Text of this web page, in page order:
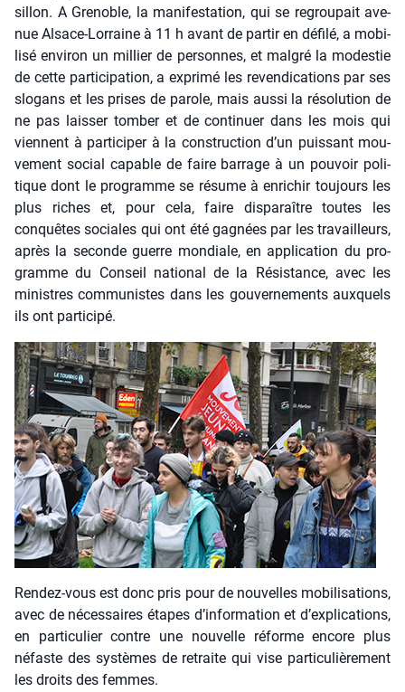
sillon. A Gre­noble, la mani­fes­ta­tion, qui se regrou­pait ave­
nue Alsace-Lor­raine à 11 h avant de par­tir en défi­lé, a mobi­
li­sé envi­ron un mil­lier de per­sonnes, et mal­gré la modes­tie
de cette par­ti­ci­pa­tion, a expri­mé les reven­di­ca­tions par ses
slo­gans et les prises de parole, mais aus­si la réso­lu­tion de
ne pas lais­ser tom­ber et de conti­nuer dans les mois qui
viennent à par­ti­ci­per à la construc­tion d’un puis­sant mou­
ve­ment social capable de faire bar­rage à un pou­voir poli­
tique dont le pro­gramme se résume à enri­chir tou­jours les
plus riches et, pour cela, faire dis­pa­raître toutes les
conquêtes sociales qui ont été gagnées par les tra­vailleurs,
après la seconde guerre mon­diale, en appli­ca­tion du pro­
gramme du Conseil natio­nal de la Résis­tance, avec les
ministres com­mu­nistes dans les gou­ver­ne­ments aux­quels
ils ont par­ti­ci­pé.
Ren­dez-vous est donc pris pour de nou­velles mobi­li­sa­tions,
avec de néces­saires étapes d’in­for­ma­tion et d’ex­pli­ca­tions,
en par­ti­cu­lier contre une nou­velle réforme encore plus
néfaste des sys­tèmes de retraite qui vise par­ti­cu­liè­re­ment
les droits des femmes.